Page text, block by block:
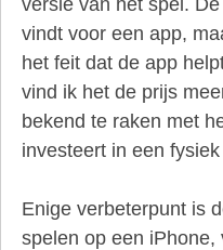
vindt voor een app,
het feit dat de app
vind ik het de prijs
bekend te raken met
investeert in een
Enige verbeterpunt is
spelen op een